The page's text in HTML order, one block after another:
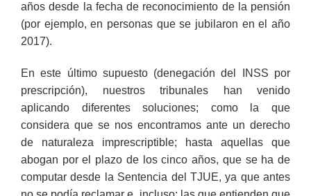
años desde la fecha de reconocimiento de la pensión
(por ejemplo, en personas que se jubilaron en el año
2017).
En este último supuesto (denegación del INSS por
prescripción), nuestros tribunales han venido
aplicando diferentes soluciones; como la que
considera que se nos encontramos ante un derecho
de naturaleza imprescriptible; hasta aquellas que
abogan por el plazo de los cinco años, que se ha de
computar desde la Sentencia del TJUE, ya que antes